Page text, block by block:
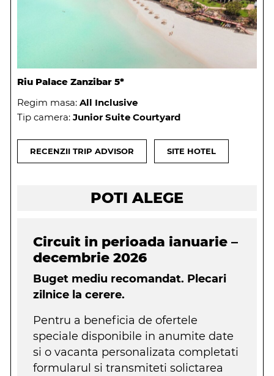
Riu Palace Zanzibar 5*
Regim masa: All Inclusive
Tip camera: Junior Suite Courtyard
RECENZII TRIP ADVISOR SITE HOTEL
POTI ALEGE
Circuit in perioada ianuarie –
decembrie 2026
Buget mediu recomandat. Plecari
zilnice la cerere.
Pentru a beneficia de ofertele
speciale disponibile in anumite date
si o vacanta personalizata completati
formularul si transmiteti solictarea